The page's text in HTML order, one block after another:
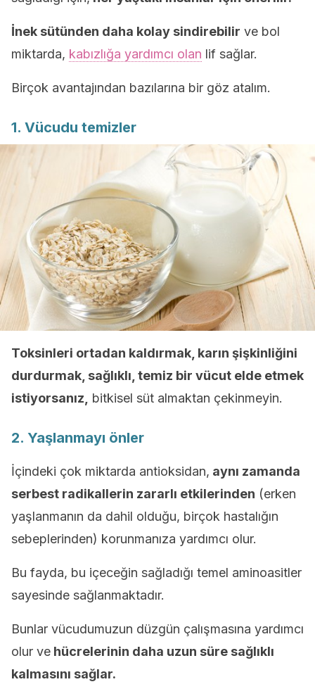
İnek sütünden daha kolay sindirebilir ve bol
miktarda, kabızlığa yardımcı olan lif sağlar.
Birçok avantajından bazılarına bir göz atalım.
1. Vücudu temizler
Toksinleri ortadan kaldırmak, karın şişkinliğini
durdurmak, sağlıklı, temiz bir vücut elde etmek
istiyorsanız,
bitkisel süt almaktan çekinmeyin.
2. Yaşlanmayı önler
İçindeki çok miktarda antioksidan, aynı zamanda
serbest radikallerin zararlı etkilerinden (erken
yaşlanmanın da dahil olduğu, birçok hastalığın
sebeplerinden) korunmanıza yardımcı olur.
Bu fayda, bu içeceğin sağladığı temel aminoasitler
sayesinde sağlanmaktadır.
Bunlar vücudumuzun düzgün çalışmasına yardımcı
olur ve hücrelerinin daha uzun süre sağlıklı
kalmasını sağlar.